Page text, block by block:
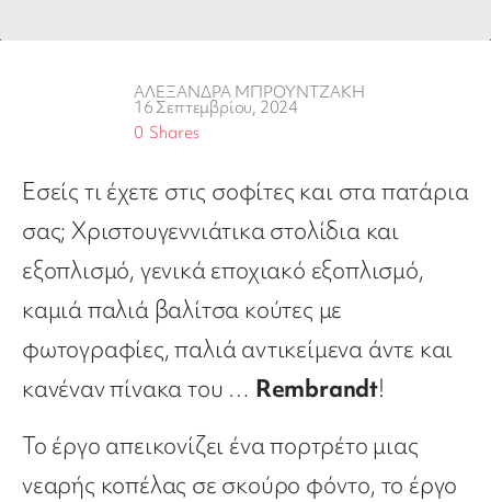
ΑΛΕΞΑΝΔΡΑ ΜΠΡΟΥΝΤΖΑΚΗ
16 Σεπτεμβρίου, 2024
Shares
0
Εσείς τι έχετε στις σοφίτες και στα πατάρια
σας; Χριστουγεννιάτικα στολίδια και
εξοπλισμό, γενικά εποχιακό εξοπλισμό,
καμιά παλιά βαλίτσα κούτες με
φωτογραφίες, παλιά αντικείμενα άντε και
κανέναν πίνακα του … Rembrandt!
Το έργο απεικονίζει ένα πορτρέτο μιας
νεαρής κοπέλας σε σκούρο φόντο, το έργο